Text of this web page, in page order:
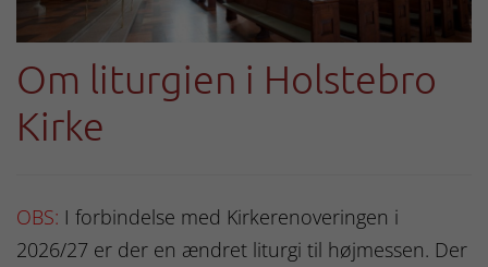
Om liturgien i Holstebro
Kirke
OBS: I forbindelse med Kirkerenoveringen i
2026/27 er der en ændret liturgi til højmessen. Der